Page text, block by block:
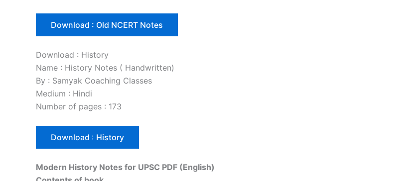
Download : Old NCERT Notes
Download : History
Name : History Notes ( Handwritten)
By : Samyak Coaching Classes
Medium : Hindi
Number of pages : 173
Download : History
Modern History Notes for UPSC PDF (English)